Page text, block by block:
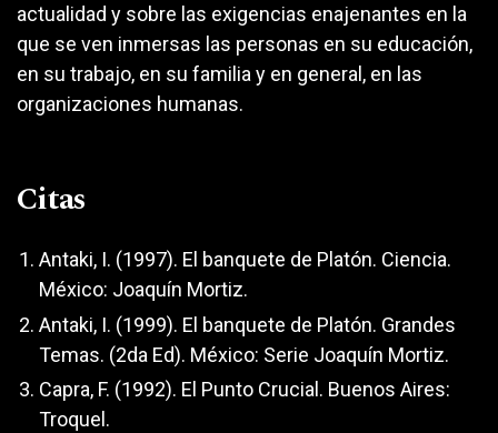
actualidad y sobre las exigencias enajenantes en la
que se ven inmersas las personas en su educación,
en su trabajo, en su familia y en general, en las
organizaciones humanas.
Citas
Antaki, I. (1997). El banquete de Platón. Ciencia.
México: Joaquín Mortiz.
Antaki, I. (1999). El banquete de Platón. Grandes
Temas. (2da Ed). México: Serie Joaquín Mortiz.
Capra, F. (1992). El Punto Crucial. Buenos Aires:
Troquel.